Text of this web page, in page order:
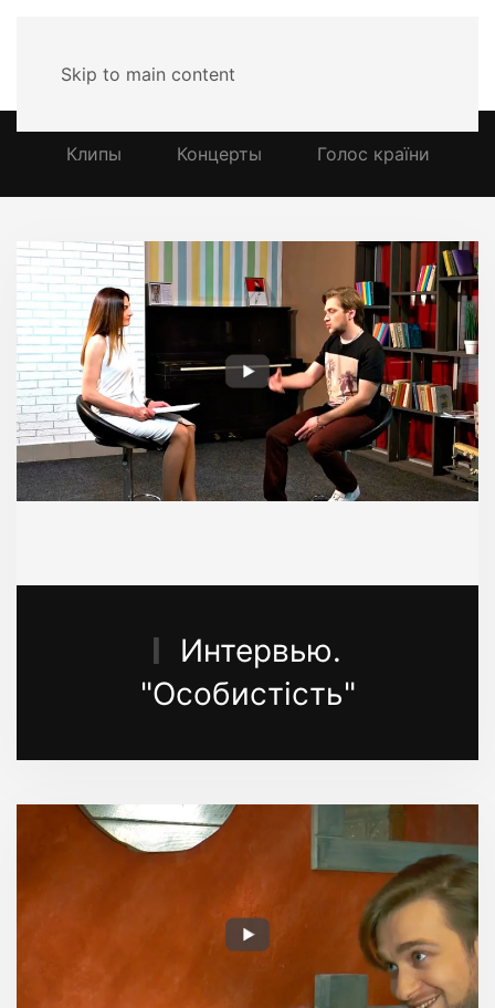
Skip to main content
Клипы Концерты Голос країни
Интервью.
"Особистість"